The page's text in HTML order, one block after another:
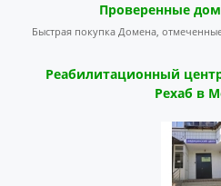
Проверенные
Быстрая покупка Домена,
Реабилитационный
Рехаб в